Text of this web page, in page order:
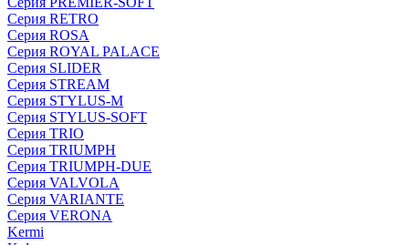
Серия RETRO
Серия ROSA
Серия ROYAL PALACE
Серия SLIDER
Серия STREAM
Серия STYLUS-M
Серия STYLUS-SOFT
Серия TRIO
Серия TRIUMPH
Серия TRIUMPH-DUE
Серия VALVOLA
Серия VARIANTE
Серия VERONA
Kermi